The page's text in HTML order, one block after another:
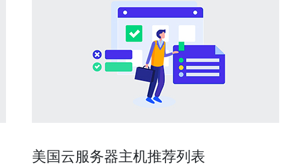
美国云服务器主机推荐列表